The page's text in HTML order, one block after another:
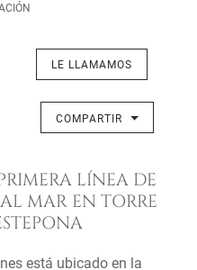
LE LLAMAMOS
COMPARTIR
LÍNEA DE
MAR EN TORRE
está ubicado en la